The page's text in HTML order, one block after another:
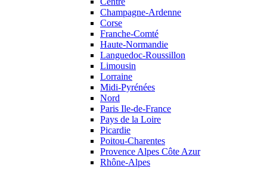
Champagne-Ardenne
Corse
Franche-Comté
Haute-Normandie
Languedoc-Roussillon
Limousin
Lorraine
Midi-Pyrénées
Nord
Paris Ile-de-France
Pays de la Loire
Picardie
Poitou-Charentes
Provence Alpes Côte Azur
Rhône-Alpes